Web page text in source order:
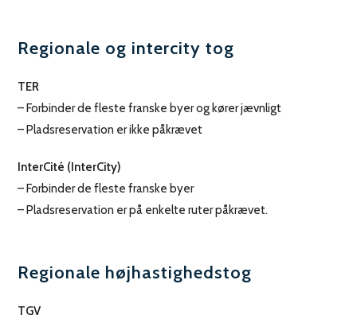
Regionale og intercity tog
TER
– Forbinder de fleste franske byer og kører jævnligt
– Pladsreservation er ikke påkrævet
InterCité (InterCity)
– Forbinder de fleste franske byer
– Pladsreservation er på enkelte ruter påkrævet.
Regionale højhastighedstog
TGV